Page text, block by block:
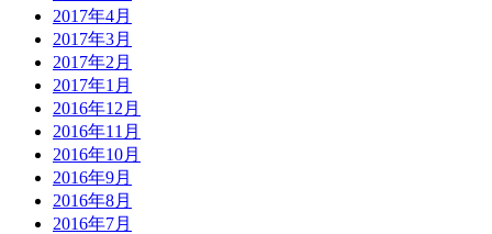
2017年4月
2017年3月
2017年2月
2017年1月
2016年12月
2016年11月
2016年10月
2016年9月
2016年8月
2016年7月